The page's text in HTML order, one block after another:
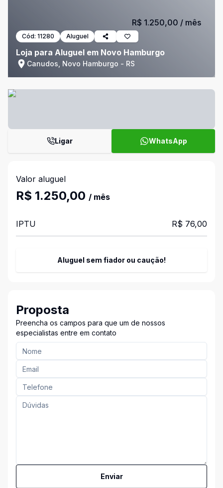
Cód: 11280 Aluguel
Loja para Aluguel em Novo Hamburgo
Canudos, Novo Hamburgo - RS
R$ 1.250,00 / mês
Ligar WhatsApp
Valor aluguel
R$ 1.250,00 / mês
IPTU R$ 76,00
Aluguel sem fiador ou caução!
Proposta
Preencha os campos para que um de nossos
especialistas entre em contato
Enviar